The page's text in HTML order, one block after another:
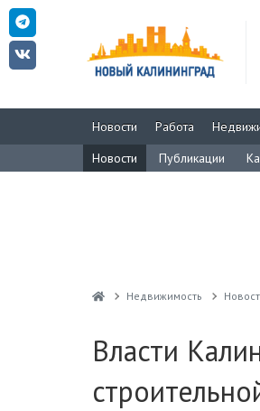
Новости Работа
Новости
Публикации
Недвижимость
Власти